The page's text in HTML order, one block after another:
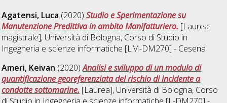
Agatensi, Luca (2020)Studio e Sperimentazione su
Manutenzione Predittiva in ambito Manifatturiero. [Laurea
magistrale], Università di Bologna, Corso di Studio in
Ingegneria e scienze informatiche [LM-DM270] - Cesena
Ameri, Keivan (2020)Analisi e sviluppo di un modulo di
quantificazione georeferenziata del rischio di incidente a
condotte sottomarine. [Laurea], Università di Bologna, Corso
di Studio in Ingegneria e scienze informatiche [L-DM270] -